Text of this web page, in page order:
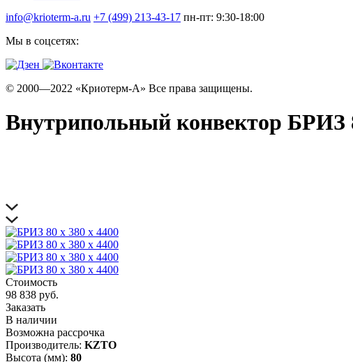
info@krioterm-a.ru +7 (499) 213-43-17 пн-пт: 9:30-18:00
Мы в соцсетях:
© 2000—2022 «Криотерм-А» Все права защищены.
Внутрипольный конвектор БРИЗ
Стоимость
98 838 руб.
Заказать
В наличии
Возможна рассрочка
Производитель: KZTO
Высота (мм): 80